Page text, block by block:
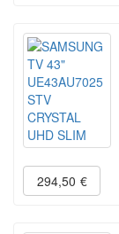
294,50 €